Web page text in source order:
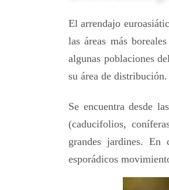
El arrendajo
las áreas más
algunas poblaciones
su área de distribución.
Se encuentra desde
(caducifolios,
grandes jardines.
esporádicos